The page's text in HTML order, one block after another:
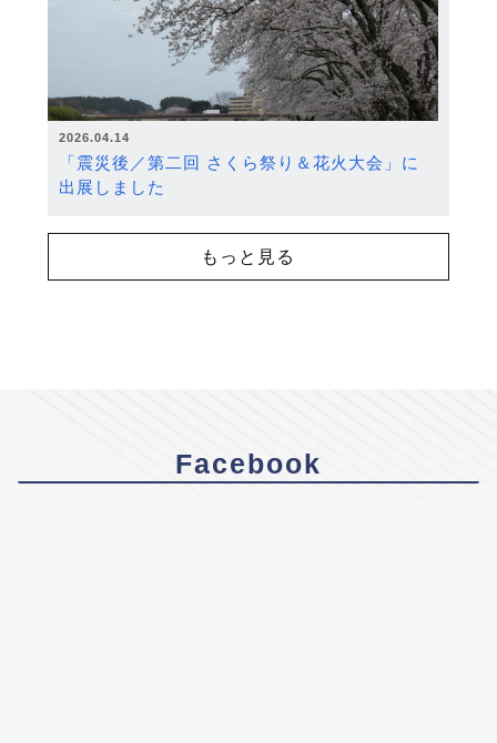
2026.04.14
「震災後／第二回 さくら祭り＆花火大会」に
出展しました
もっと見る
Facebook